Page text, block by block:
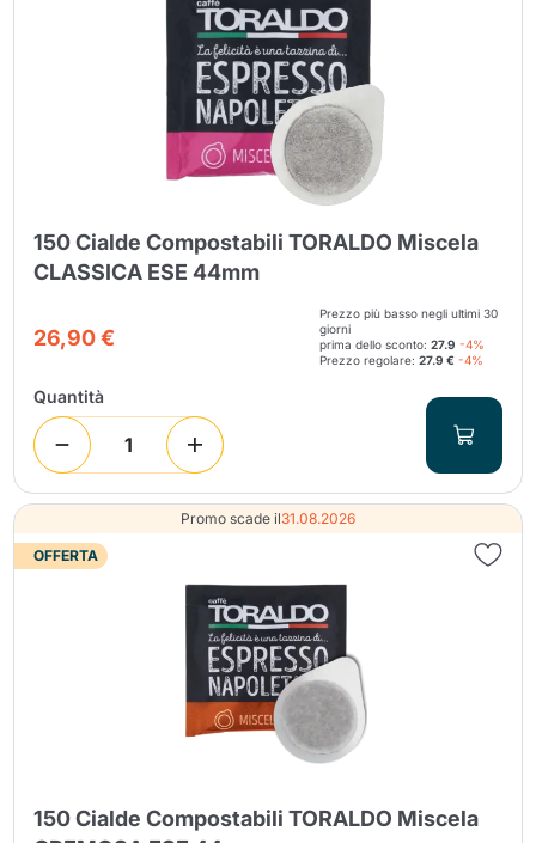
150 Cialde Compostabili TORALDO Miscela
CLASSICA ESE 44mm
26,90 €
Prezzo più basso negli ultimi 30
giorni
prima dello sconto: 27.9 -4%
Prezzo regolare: 27.9 € -4%
Quantità
Promo scade il31.08.2026
OFFERTA
150 Cialde Compostabili TORALDO Miscela